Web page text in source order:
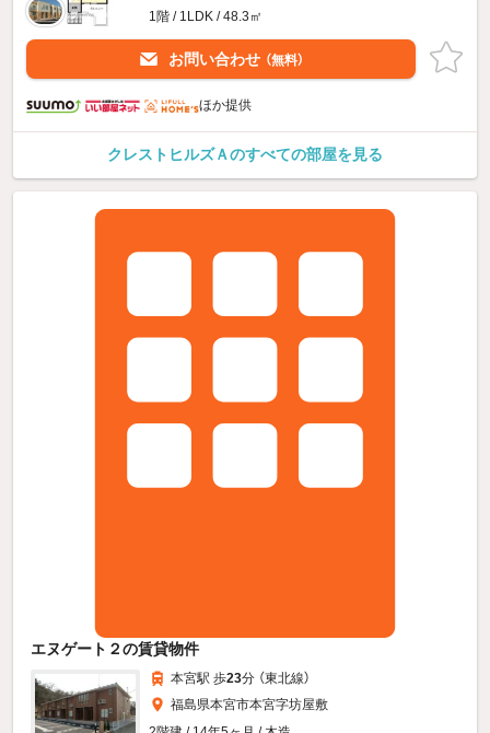
1階 / 1LDK / 48.3㎡
お問い合わせ （無料）
ほか提供
クレストヒルズＡのすべての部屋を見る
エヌゲート２の賃貸物件
本宮駅 歩23分 （東北線）
福島県本宮市本宮字坊屋敷